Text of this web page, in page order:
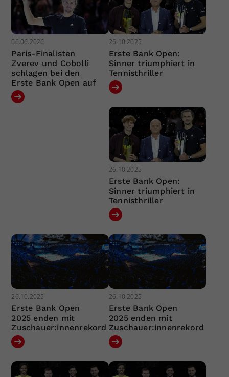
06.06.2026
Paris-Finalisten
Zverev und Cobolli
schlagen bei den
Erste Bank Open auf
26.10.2025
Erste Bank Open:
Sinner triumphiert in
Tennisthriller
26.10.2025
Erste Bank Open:
Sinner triumphiert in
Tennisthriller
26.10.2025
Erste Bank Open
2025 enden mit
Zuschauer:innenrekord
26.10.2025
Erste Bank Open
2025 enden mit
Zuschauer:innenrekord